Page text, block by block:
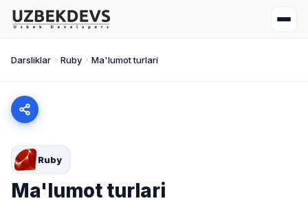
Darsliklar Ruby Ma'lumot turlari
Ruby
Ma'lumot turlari